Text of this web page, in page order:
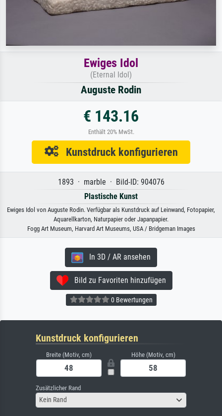
Ewiges Idol
(Eternal Idol)
Auguste Rodin
€ 143.16
Enthält 20% MwSt.
Kunstdruck konfigurieren
1893 · marble · Bild-ID: 904076
Plastische Kunst
Ewiges Idol von Auguste Rodin. Verfügbar als Kunstdruck auf Leinwand, Fotopapier,
Aquarellkarton, Naturpapier oder Japanpapier.
Fogg Art Museum, Harvard Art Museums, USA / Bridgeman Images
In 3D / AR ansehen
Bild zu Favoriten hinzufügen
0 Bewertungen
Kunstdruck konfigurieren
Breite (Motiv, cm) Höhe (Motiv, cm)
Zusätzlicher Rand
Kein Rand